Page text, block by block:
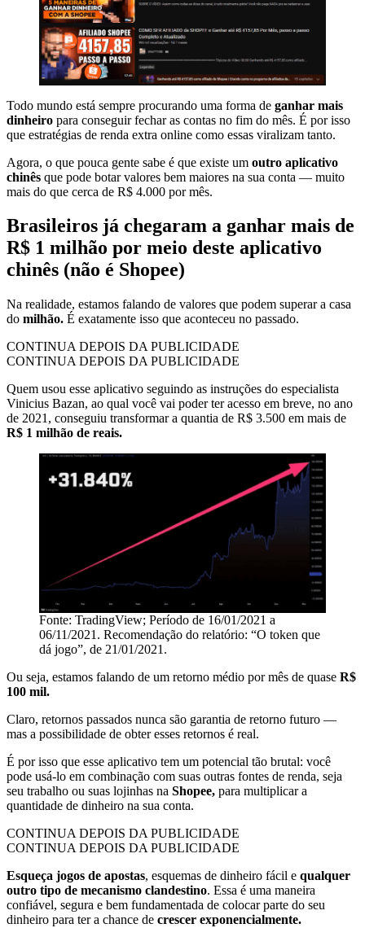
Todo mundo está sempre procurando uma forma de ganhar mais
dinheiro para conseguir fechar as contas no fim do mês. É por isso
que estratégias de renda extra online como essas viralizam tanto.
Agora, o que pouca gente sabe é que existe um outro aplicativo
chinês que pode botar valores bem maiores na sua conta — muito
mais do que cerca de R$ 4.000 por mês.
Brasileiros já chegaram a ganhar mais de
R$ 1 milhão por meio deste aplicativo
chinês (não é Shopee)
Na realidade, estamos falando de valores que podem superar a casa
do milhão. É exatamente isso que aconteceu no passado.
CONTINUA DEPOIS DA PUBLICIDADE
CONTINUA DEPOIS DA PUBLICIDADE
Quem usou esse aplicativo seguindo as instruções do especialista
Vinicius Bazan, ao qual você vai poder ter acesso em breve, no ano
de 2021, conseguiu transformar a quantia de R$ 3.500 em mais de
R$ 1 milhão de reais.
Fonte: TradingView; Período de 16/01/2021 a
06/11/2021. Recomendação do relatório: “O token que
dá jogo”, de 21/01/2021.
Ou seja, estamos falando de um retorno médio por mês de quase R$
100 mil.
Claro, retornos passados nunca são garantia de retorno futuro —
mas a possibilidade de obter esses retornos é real.
É por isso que esse aplicativo tem um potencial tão brutal: você
pode usá-lo em combinação com suas outras fontes de renda, seja
seu trabalho ou suas lojinhas na Shopee, para multiplicar a
quantidade de dinheiro na sua conta.
CONTINUA DEPOIS DA PUBLICIDADE
CONTINUA DEPOIS DA PUBLICIDADE
Esqueça jogos de apostas, esquemas de dinheiro fácil e qualquer
outro tipo de mecanismo clandestino. Essa é uma maneira
confiável, segura e bem fundamentada de colocar parte do seu
dinheiro para ter a chance de crescer exponencialmente.